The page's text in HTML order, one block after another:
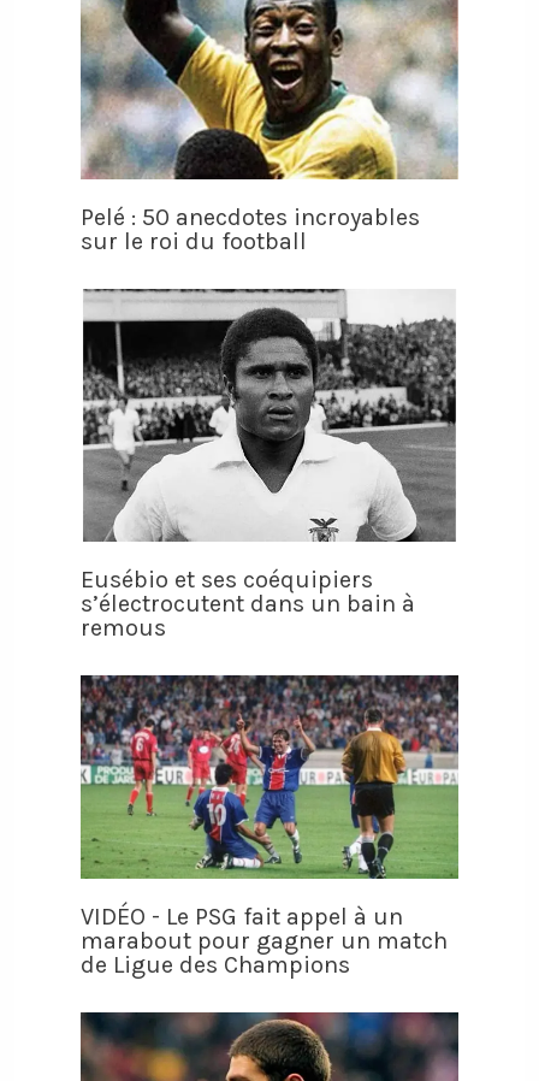
Pelé : 50 anecdotes incroyables
sur le roi du football
Eusébio et ses coéquipiers
s’électrocutent dans un bain à
remous
VIDÉO - Le PSG fait appel à un
marabout pour gagner un match
de Ligue des Champions